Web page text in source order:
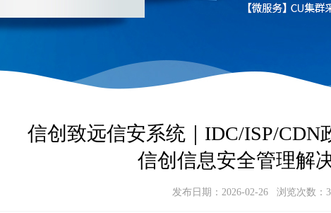
信创致远信安系统｜IDC/ISP/CDN
信创信息安全管理解
发布日期：2026-02-26 浏览次数：